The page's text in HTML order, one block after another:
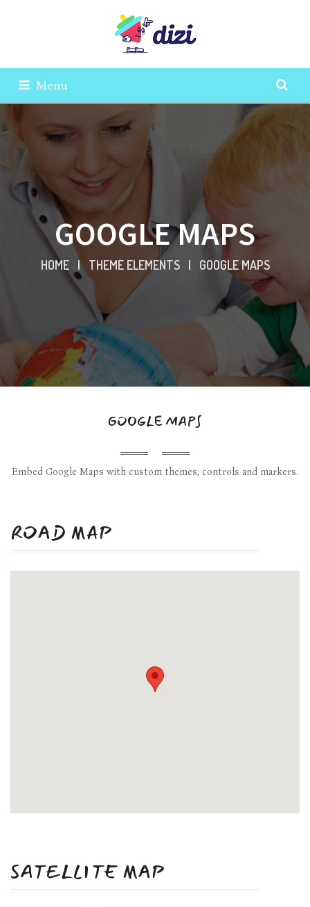
Menu
GOOGLE MAPS
HOME | THEME ELEMENTS | GOOGLE MAPS
GOOGLE MAPS
Embed Google Maps with custom themes, controls and markers.
ROAD MAP
SATELLITE MAP